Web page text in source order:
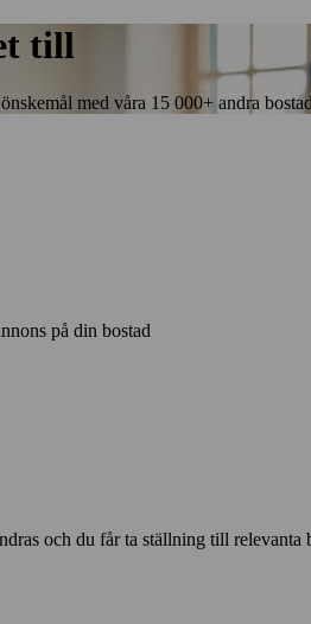
till
med våra 15 000+ andra
på din bostad
och du får ta ställning till relevanta